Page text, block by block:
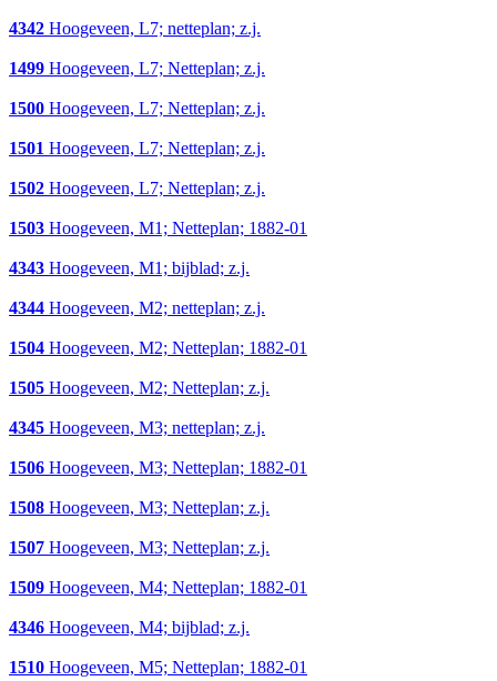
4342 Hoogeveen, L7; netteplan; z.j.
1499 Hoogeveen, L7; Netteplan; z.j.
1500 Hoogeveen, L7; Netteplan; z.j.
1501 Hoogeveen, L7; Netteplan; z.j.
1502 Hoogeveen, L7; Netteplan; z.j.
1503 Hoogeveen, M1; Netteplan; 1882-01
4343 Hoogeveen, M1; bijblad; z.j.
4344 Hoogeveen, M2; netteplan; z.j.
1504 Hoogeveen, M2; Netteplan; 1882-01
1505 Hoogeveen, M2; Netteplan; z.j.
4345 Hoogeveen, M3; netteplan; z.j.
1506 Hoogeveen, M3; Netteplan; 1882-01
1508 Hoogeveen, M3; Netteplan; z.j.
1507 Hoogeveen, M3; Netteplan; z.j.
1509 Hoogeveen, M4; Netteplan; 1882-01
4346 Hoogeveen, M4; bijblad; z.j.
1510 Hoogeveen, M5; Netteplan; 1882-01